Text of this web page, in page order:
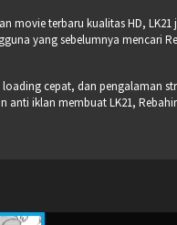
movie terbaru kualitas HD,
yang sebelumnya mencari
cepat, dan pengalaman
anti iklan membuat LK21,